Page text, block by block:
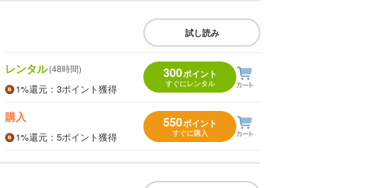
試し読み
レンタル(48時間)
1%還元 ：3ポイント獲得
300ポイント
すぐにレンタル
購入
1%還元 ：5ポイント獲得
550ポイント
すぐに購入